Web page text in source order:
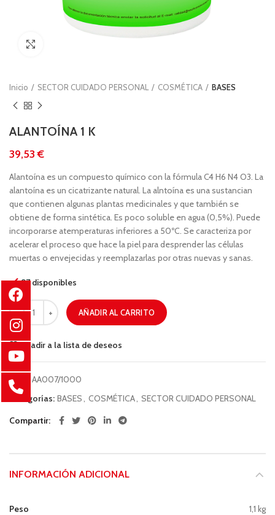
Inicio SECTOR CUIDADO PERSONAL COSMÉTICA BASES
ALANTOÍNA 1 K
€
Alantoína es un compuesto químico con la fórmula C4 H6 N4 O3. La
alantoína es un cicatrizante natural. La alntoína es una sustancian
que contienen algunas plantas medicinales y que también se
obtiene de forma sintética. Es poco soluble en agua (0,5%). Puede
incorporarse atemperaturas inferiores a 50ºC. Se caracteriza por
acelerar el proceso que hace la piel para desprender las células
muertas o envejecidas y reemplazarlas por otras nuevas y sanas.
97 disponibles
AÑADIR AL CARRITO
Añadir a la lista de deseos
COD: AA007/1000
Categorías: BASES, COSMÉTICA, SECTOR CUIDADO PERSONAL
Compartir
INFORMACIÓN ADICIONAL
Peso 1,1 kg